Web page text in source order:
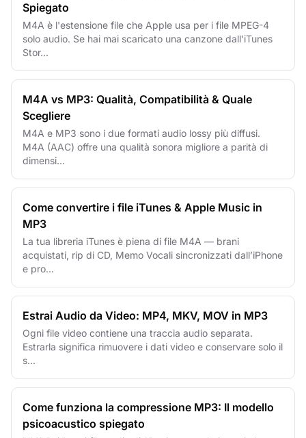
Spiegato
M4A è l'estensione file che Apple usa per i file MPEG-4
solo audio. Se hai mai scaricato una canzone dall'iTunes
Stor...
M4A vs MP3: Qualità, Compatibilità & Quale
Scegliere
M4A e MP3 sono i due formati audio lossy più diffusi.
M4A (AAC) offre una qualità sonora migliore a parità di
dimensi...
Come convertire i file iTunes & Apple Music in
MP3
La tua libreria iTunes è piena di file M4A — brani
acquistati, rip di CD, Memo Vocali sincronizzati dall’iPhone
e pro...
Estrai Audio da Video: MP4, MKV, MOV in MP3
Ogni file video contiene una traccia audio separata.
Estrarla significa rimuovere i dati video e conservare solo il
s...
Come funziona la compressione MP3: Il modello
psicoacustico spiegato